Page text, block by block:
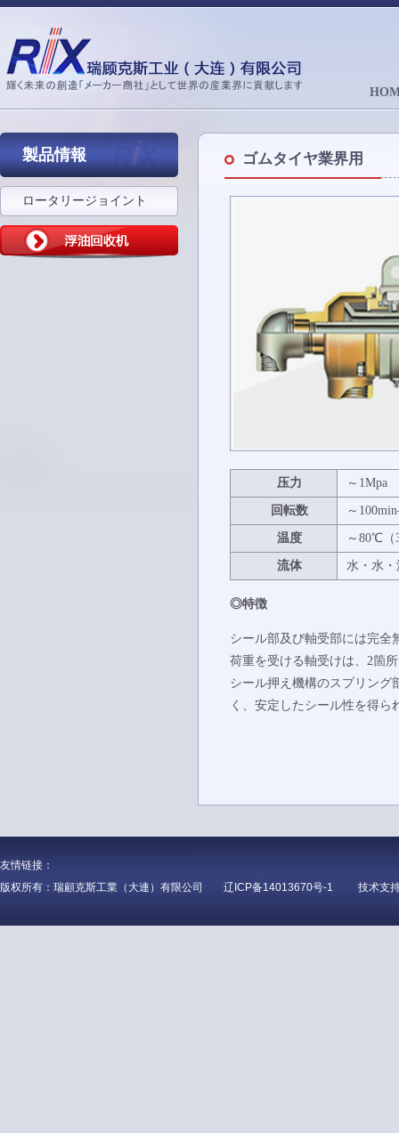
製品情報
ロータリージョイント
ゴムタイヤ業界用
压力 ～1Mpa
回転数 ～
温度 ～80℃
流体 水 ・ 水・
◎特徴
シール部及び軸受部には完全
荷重を受ける軸受けは、2箇
シール押え機構のスプリング
く、安定したシール性を得ら
友情链接：
版权所有：瑞顧克斯工業（大連）有限公司
辽ICP备14013670号-1 技术支